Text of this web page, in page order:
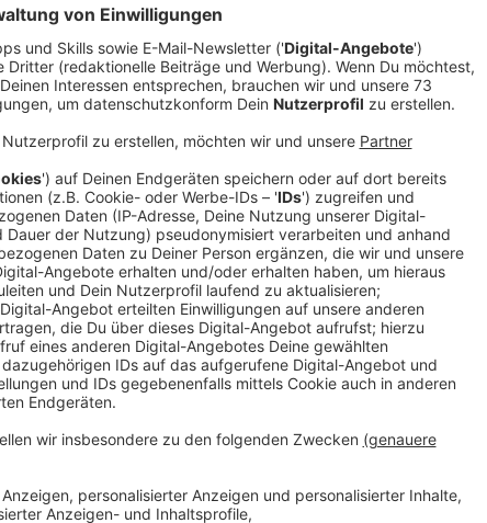
Massenandrang in Köln erwartet
Anzeige
Es wird voll in Köln: Allein letztes Jahr haben um die 50.000
Sessionsbeginn in Köln gefeiert. Da er dieses Jahr auf einen
vollerwerden. Die Stadt hat deswegen ihr Sicherheitskonzept
Bestandteil sind hier wieder Straßensperrungen. Wiese
Dort wird es Musik sowie Essens- und Getränkestände geben.
Anzeige
Hotspot Zülpicher Straße gesperrt
Anzeige
Der Bereich rund um die Zülpicher Straße wird komplett